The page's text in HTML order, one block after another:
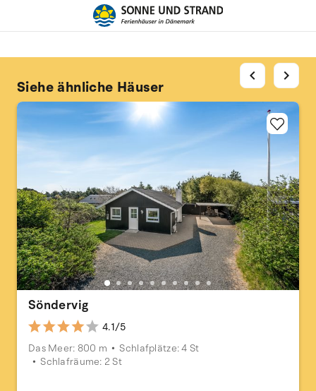
Siehe ähnliche Häuser
Söndervig
4.1/5
Das Meer: 800 m
Schlafplätze: 4 St
Schlafräume: 2 St
chevron_left chevron_right